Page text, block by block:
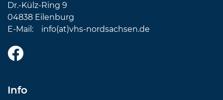
Dr.-Külz-Ring 9
04838 Eilenburg
E-Mail: info(at)vhs-nordsachsen.de
Info